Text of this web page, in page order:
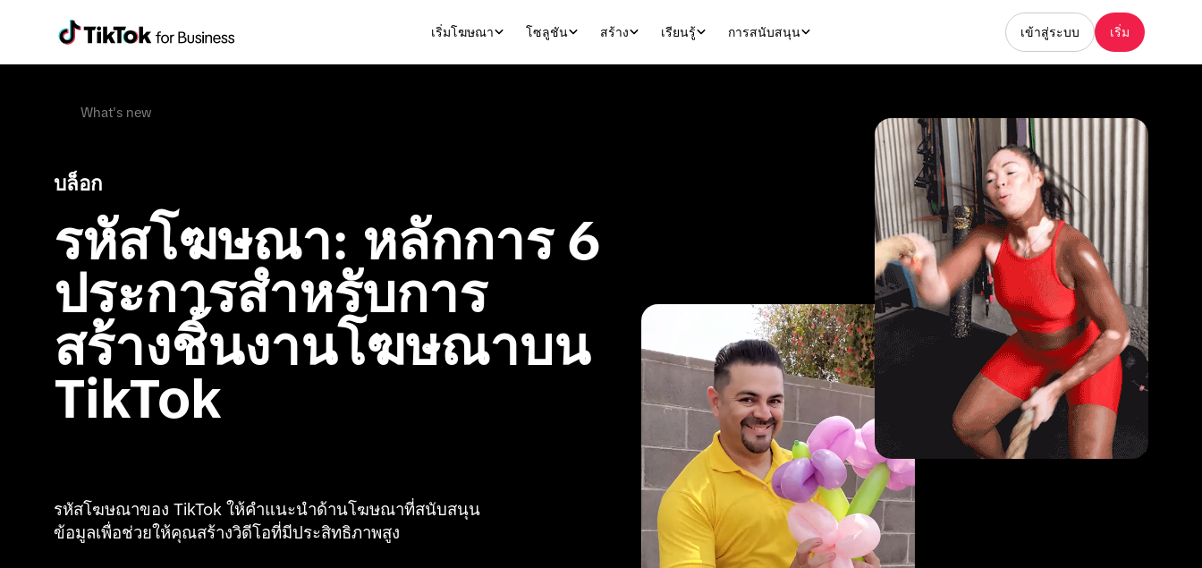
เริ่มโฆษณา โซลูชัน สร้าง เรียนรู้ การสนับสนุน เข้าสู่ระบบ เริ่ม
What's new
บล็อก
รหัสโฆษณา: หลักการ 6
ประการสำหรับการ
สร้างชิ้นงานโฆษณาบน
TikTok
รหัสโฆษณาของ TikTok ให้คำแนะนำด้านโฆษณาที่สนับสนุน
ข้อมูลเพื่อช่วยให้คุณสร้างวิดีโอที่มีประสิทธิภาพสูง